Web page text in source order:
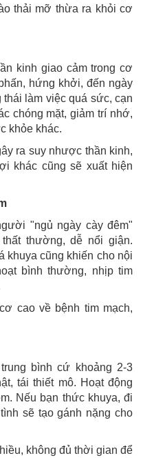
thải mỡ thừa ra khỏi cơ
kinh giao cảm trong cơ
hứng khởi, đến ngày
làm việc quá sức, cạn
chóng mặt, giảm trí nhớ,
khỏe khác.
ra suy nhược thần kinh,
khác cũng sẽ xuất hiện
"ngủ ngày cày đêm"
thường, dễ nổi giận.
khuya cũng khiến cho nội
bình thường, nhịp tim
cao về bệnh tim mạch,
bình cứ khoảng 2-3
tái thiết mô. Hoạt động
Nếu bạn thức khuya, đi
sẽ tạo gánh nặng cho
không đủ thời gian để